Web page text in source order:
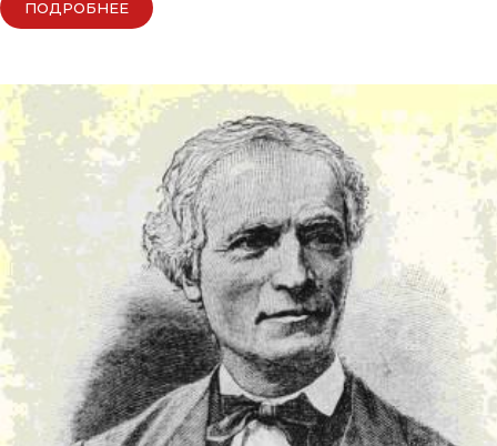
ПОДРОБНЕЕ